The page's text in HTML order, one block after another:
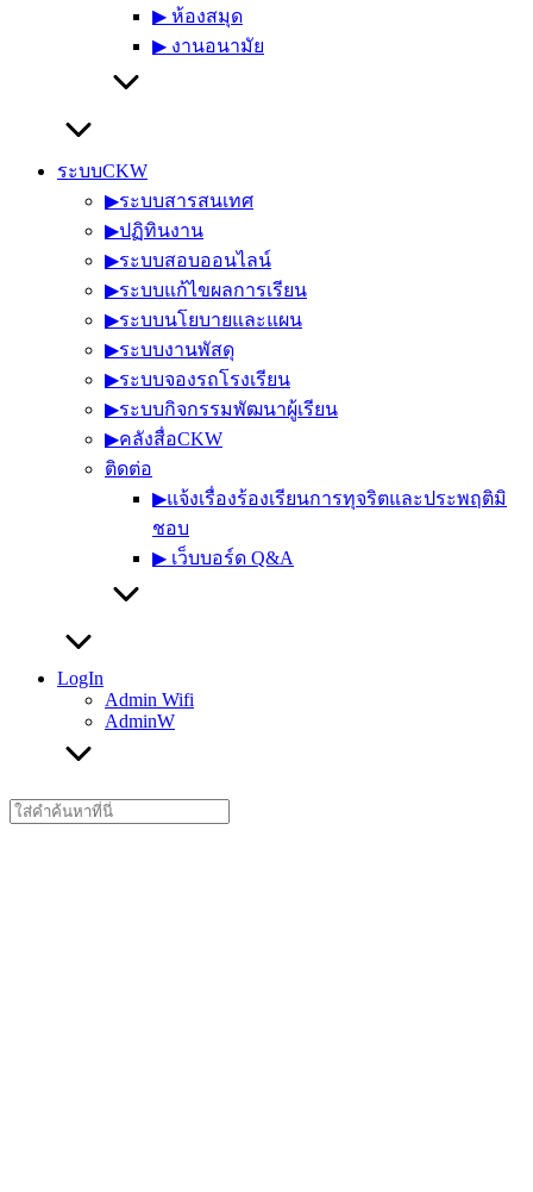
▶︎ ห้องสมุด
▶︎ งานอนามัย
ระบบCKW
▶︎ระบบสารสนเทศ
▶︎ปฏิทินงาน
▶︎ระบบสอบออนไลน์
▶︎ระบบแก้ไขผลการเรียน
▶︎ระบบนโยบายและแผน
▶︎ระบบงานพัสดุ
▶︎ระบบจองรถโรงเรียน
▶︎ระบบกิจกรรมพัฒนาผู้เรียน
▶︎คลังสื่อCKW
ติดต่อ
▶︎แจ้งเรื่องร้องเรียนการทุจริตและประพฤติมิ
ชอบ
▶︎ เว็บบอร์ด Q&A
LogIn
Admin Wifi
AdminW
Search
for: